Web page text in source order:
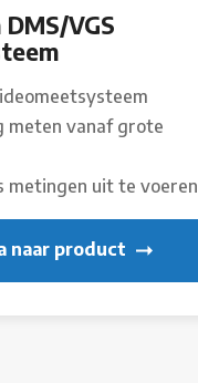
VGS
meten vanaf grote
metingen uit te voeren
naar product